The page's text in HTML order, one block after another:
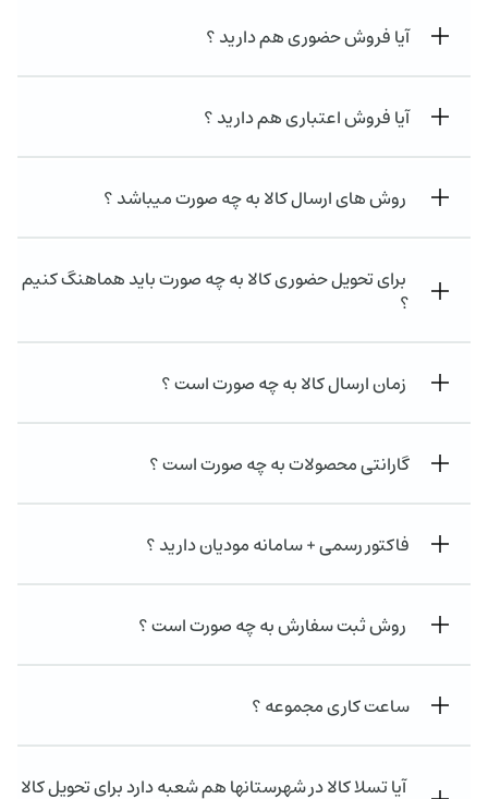
آیا فروش حضوری هم دارید ؟
آیا فروش اعتباری هم دارید ؟
روش های ارسال کالا به چه صورت میباشد ؟
برای تحویل حضوری کالا به چه صورت باید هماهنگ کنیم
؟
زمان ارسال کالا به چه صورت است ؟
گارانتی محصولات به چه صورت است ؟
فاکتور رسمی + سامانه مودیان دارید ؟
روش ثبت سفارش به چه صورت است ؟
ساعت کاری مجموعه ؟
آیا تسلا کالا در شهرستانها هم شعبه دارد برای تحویل کالا